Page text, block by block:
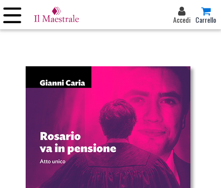
Accedi Carrello